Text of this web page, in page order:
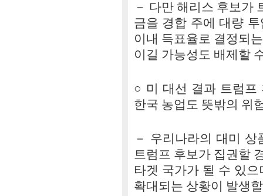
－ 다만 해리스 후보가
금을 경합 주에 대량
이내 득표율로 결정되
이길 가능성도 배제할
○ 미 대선 결과 트럼프
한국 농업도 뜻밖의 위
－ 우리나라의 대미
트럼프 후보가 집권할
타겟 국가가 될 수 있
확대되는 상황이 발생